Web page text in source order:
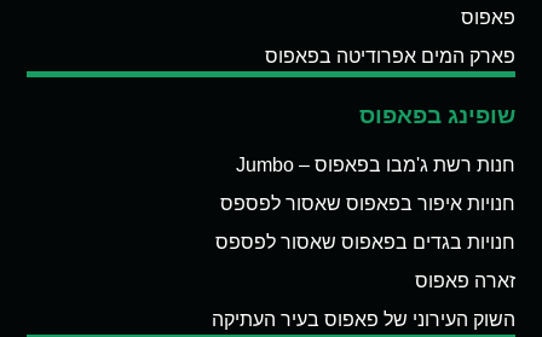
פאפוס
פארק המים אפרודיטה בפאפוס
שופינג בפאפוס
חנות רשת ג'מבו בפאפוס – Jumbo
חנויות איפור בפאפוס שאסור לפספס
חנויות בגדים בפאפוס שאסור לפספס
זארה פאפוס
השוק העירוני של פאפוס בעיר העתיקה